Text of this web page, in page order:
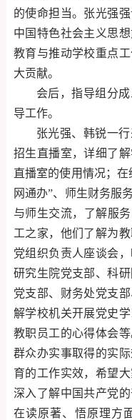
的使命担当。张光强
中国特色社会主义思
教育与推动学校重点
大贡献。
会后，指导组分
导工作。
张光强、韩锐一
招生直播室，详细了
直播室的使用情况；
网通办”、师生财务服
与师生交流，了解服
工之家，他们了解为
党组织负责人座谈会
研究生院党支部、科
党支部、财务处党支
解学校机关开展党史
教职员工的心得体会
群众办实事取得的实
育的工作实效，希望
深入了解中国共产党
在读原著、悟原理方